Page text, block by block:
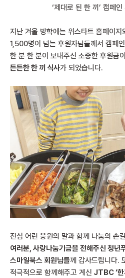
‘제대로 된 한 끼’ 캠페인
지난 겨울 방학에는 위스타트 홈페이지
1,500명이 넘는 후원자님들께서 캠페
한 분 한 분이 보내주신 소중한 후원금
든든한 한 끼 식사가 되었습니다.
진심 어린 응원의 말과 함께 나눔의 손
여러분, 사랑나눔기금을 전해주신 청년
스마일북스 회원님들께 감사드립니다.
적극적으로 함께해주고 계신 JTBC ‘한